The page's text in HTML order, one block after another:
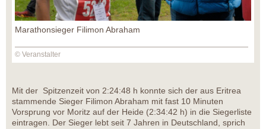
Marathonsieger Filimon Abraham
© Veranstalter
Mit der Spitzenzeit von 2:24:48 h konnte sich der aus Eritrea
stammende Sieger Filimon Abraham mit fast 10 Minuten
Vorsprung vor Moritz auf der Heide (2:34:42 h) in die Siegerliste
eintragen. Der Sieger lebt seit 7 Jahren in Deutschland, sprich